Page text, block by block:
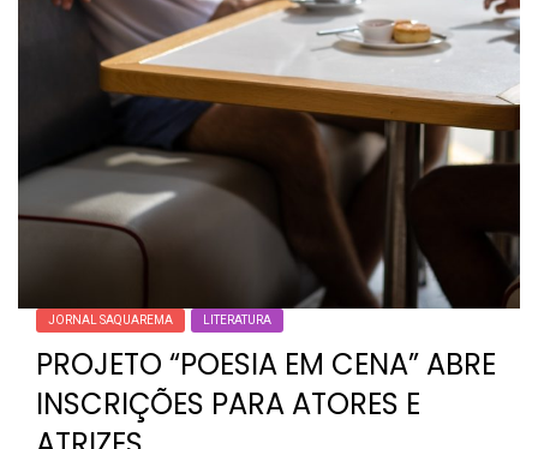
JORNAL SAQUAREMA LITERATURA
PROJETO “POESIA EM CENA” ABRE
INSCRIÇÕES PARA ATORES E